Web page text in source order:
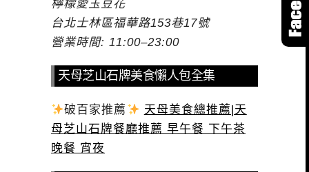
檸檬愛玉豆花
台北士林區福華路153巷17號
營業時間: 11:00–23:00
天母芝山石牌美食懶人包全集
破百家推薦
天母美食總推薦|天
母芝山石牌餐廳推薦 早午餐 下午茶
晚餐 宵夜